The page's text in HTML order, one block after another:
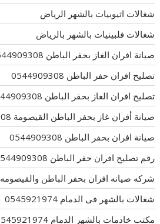
شغالات اثيوبيات بالشهر الرياض
شغالات فلبينيات بالشهر بالرياض
صيانة افران الغاز بحفر الباطن 0544909308
تصليح افران حفر الباطن 0544909308
تصليح افران الغاز بحفر الباطن 0544909308
صيانة أفران غاز بحفر الباطن القيصومة 0544909308
صيانة افران بحفر الباطن 0544909308
رقم تصليح افران حفر الباطن 0544909308
شركه صيانه افران بحفر الباطن والقيصومه 0544909308
شغالات بالشهر فى الدمام 0545921974
مكتب خادمات بالشهر الدمام 0545921974